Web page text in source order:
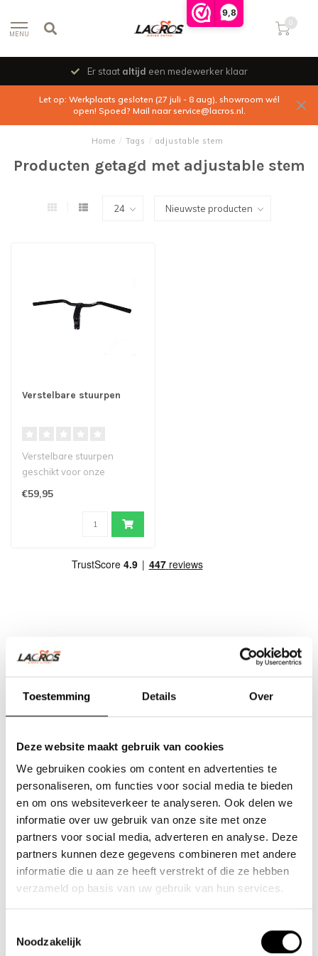
9,8
Toestemming Details Over
Deze website maakt gebruik van cookies
We gebruiken cookies om content en advertenties te
personaliseren, om functies voor social media te bieden
en om ons websiteverkeer te analyseren. Ook delen we
informatie over uw gebruik van onze site met onze
partners voor social media, adverteren en analyse. Deze
partners kunnen deze gegevens combineren met andere
informatie die u aan ze heeft verstrekt of die ze hebben
verzameld op basis van uw gebruik van hun services.
Noodzakelijk
MENU
0
Er staat altijd een medewerker klaar
Let op: Werkplaats gesloten (27 juli - 8 aug), showroom wél
open! Spoed? Mail naarservice@lacros.nl.
Home / Tags / adjustable stem
Producten getagd met adjustable stem
Verstelbare stuurpen
Verstelbare stuurpen
geschikt voor onze
€59,95
Nieuwe Eerdsebaan 16, 5482 VS Schijndel Nederland
KvK-nr: 62140957